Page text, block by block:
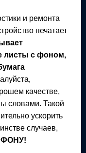
и ремонта
печатает
листы с фоном,
качестве,
словами. Такой
ускорить
случаев,